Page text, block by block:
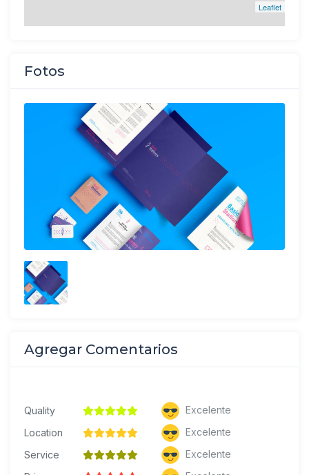
Leaflet
Fotos
Agregar Comentarios
Quality
Excelente
Location
Excelente
Service
Excelente